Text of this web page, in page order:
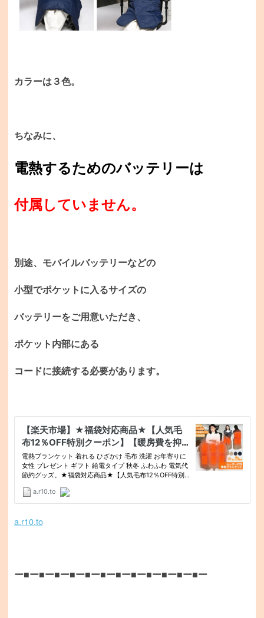
カラーは３色。
ちなみに、
電熱するためのバッテリーは
付属していません。
別途、モバイルバッテリーなどの
小型でポケットに入るサイズの
バッテリーをご用意いただき、
ポケット内部にある
コードに接続する必要があります。
a.r10.to
ー■ー■ー■ー■ー■ー■ー■ー■ー■ー■ー■ー■ー